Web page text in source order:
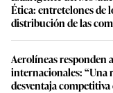
Ética: entretelones de
distribución de las
Aerolíneas responden
internacionales: “Una
desventaja